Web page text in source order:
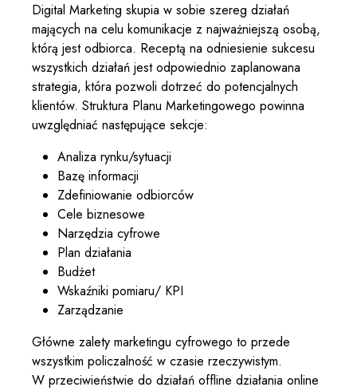
Digital Marketing skupia w sobie szereg działań
mających na celu komunikacje z najważniejszą osobą,
którą jest odbiorca. Receptą na odniesienie sukcesu
wszystkich działań jest odpowiednio zaplanowana
strategia, która pozwoli dotrzeć do potencjalnych
klientów. Struktura Planu Marketingowego powinna
uwzględniać następujące sekcje:
Analiza rynku/sytuacji
Bazę informacji
Zdefiniowanie odbiorców
Cele biznesowe
Narzędzia cyfrowe
Plan działania
Budżet
Wskaźniki pomiaru/ KPI
Zarządzanie
Główne zalety marketingu cyfrowego to przede
wszystkim policzalność w czasie rzeczywistym.
W przeciwieństwie do działań offline działania online